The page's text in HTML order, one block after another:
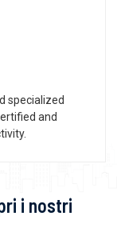
specialized
and
i nostri